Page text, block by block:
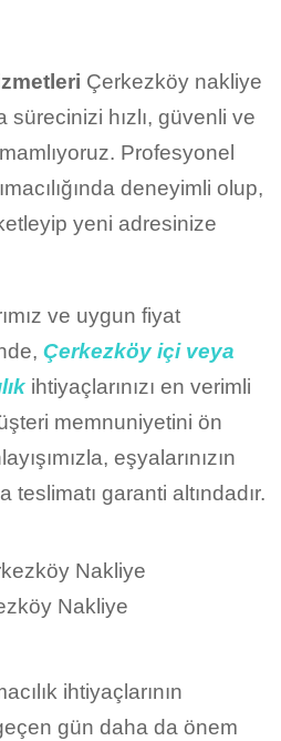
Çerkezköy nakliye
sürecinizi hızlı, güvenli ve
Profesyonel
deneyimli olup,
yeni adresinize
ve uygun fiyat
Çerkezköy içi veya
ihtiyaçlarınızı en verimli
memnuniyetini ön
eşyalarınızın
teslimatı garanti altındadır.
Nakliye
ihtiyaçlarının
gün daha da önem